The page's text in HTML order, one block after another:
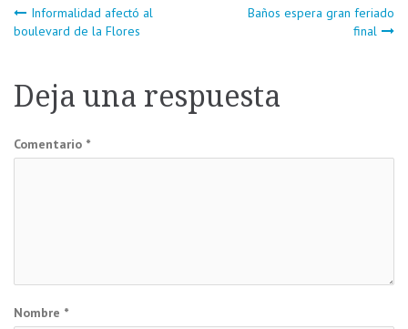
Navegación
entradas
Informalidad afectó al
boulevard de la Flores
Baños espera gran feriado
final
Deja una respuesta
Comentario *
Nombre *